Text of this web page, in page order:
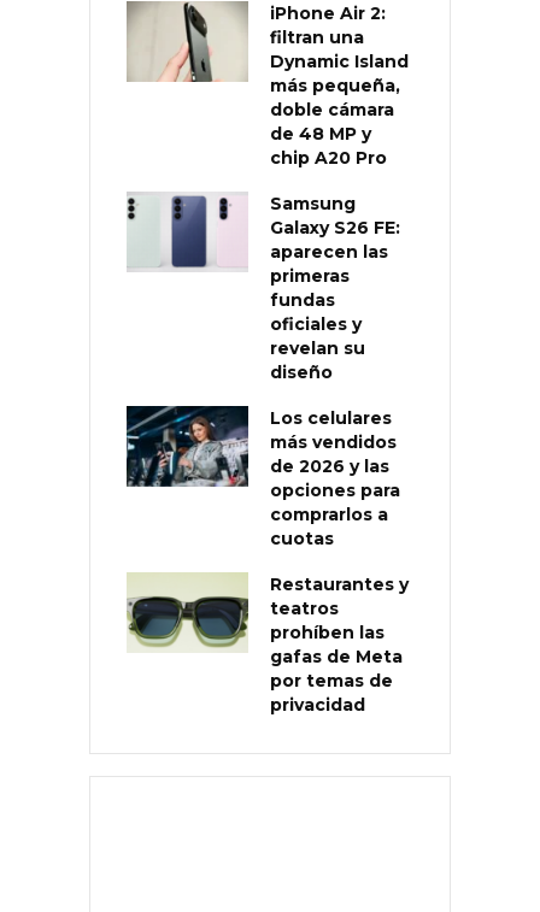
iPhone Air 2:
filtran una
Dynamic Island
más pequeña,
doble cámara
de 48 MP y
chip A20 Pro
Samsung
Galaxy S26 FE:
aparecen las
primeras
fundas
oficiales y
revelan su
diseño
Los celulares
más vendidos
de 2026 y las
opciones para
comprarlos a
cuotas
Restaurantes y
teatros
prohíben las
gafas de Meta
por temas de
privacidad